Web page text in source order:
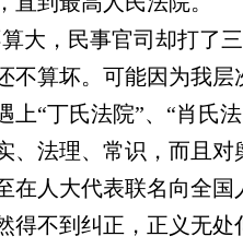
大，民事官司却打了
不算坏。可能因为我层
上“丁氏法院”、“肖氏
、法理、常识，而且 对
在人大代表联名向全国
得不到纠正，正义无处